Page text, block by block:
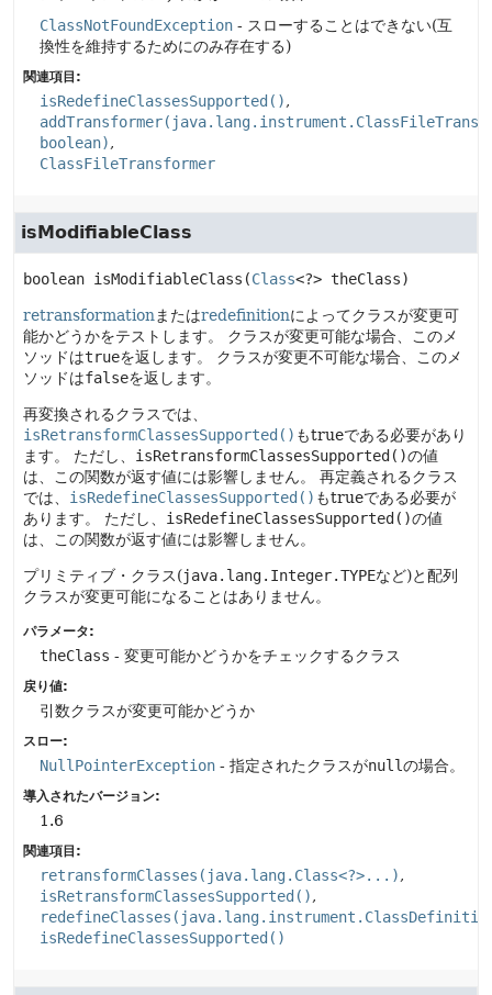
ClassNotFoundException - スローすることはできない(互
換性を維持するためにのみ存在する)
関連項目:
isRedefineClassesSupported()
boolean)
ClassFileTransformer
isModifiableClass
boolean isModifiableClass (Class<?> theClass)
retransformation またはredefinitionによってクラスが変更可
能かどうかをテストします。
クラスが変更可能な場合、このメ
ソッドはtrueを返します。
クラスが変更不可能な場合、このメ
ソッドはfalseを返します。
再変換されるクラスでは、
isRetransformClassesSupported() もtrueである必要があり
ます。
ただし、 isRetransformClassesSupported()の値
は、この関数が返す値には影響しません。
再定義されるクラス
では、 isRedefineClassesSupported() もtrueである必要が
あります。
ただし、 isRedefineClassesSupported()の値
は、この関数が返す値には影響しません。
プリミティブ・クラス(java.lang.Integer.TYPEなど)と配列
クラスが変更可能になることはありません。
パラメータ:
theClass - 変更可能かどうかをチェックするクラス
戻り値:
引数クラスが変更可能かどうか
スロー:
NullPointerException - 指定されたクラスがnullの場合。
導入されたバージョン:
1.6
関連項目:
retransformClasses(java.lang.Class<?>...)
isRetransformClassesSupported()
isRedefineClassesSupported()